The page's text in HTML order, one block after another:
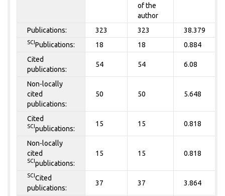
of the
author
Publications: 323 323 38.379
SCI Publications: 18 18
0.884
Cited
publications:
54 54 6.08
Non-locally
cited
publications:
50 50 5.648
Cited
SCI publications:
15 15 0.818
Non-locally
cited
SCI publications:
15 15 0.818
SCI Cited
publications:
37 37 3.864